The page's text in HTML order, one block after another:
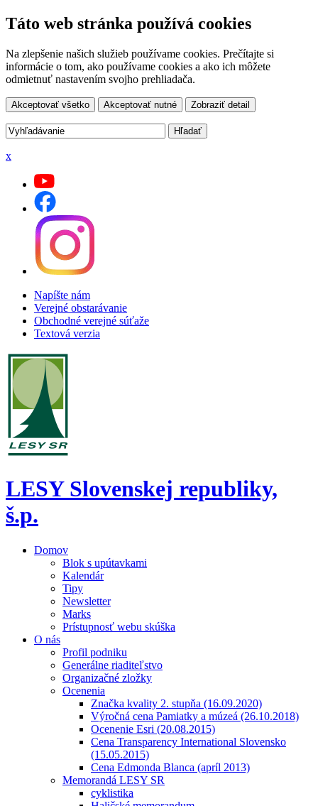
Táto web stránka používá cookies
Na zlepšenie našich služieb používame cookies. Prečítajte si
informácie o tom, ako používame cookies a ako ich môžete
odmietnuť nastavením svojho prehliadača.
Akceptovať všetko Akceptovať nutné Zobraziť detail
x
Napíšte nám
Verejné obstarávanie
Obchodné verejné súťaže
Textová verzia
LESY Slovenskej republiky,
š.p.
Domov
Blok s upútavkami
Kalendár
Tipy
Newsletter
Marks
Prístupnosť webu skúška
O nás
Profil podniku
Generálne riaditeľstvo
Organizačné zložky
Ocenenia
Značka kvality 2. stupňa (16.09.2020)
Výročná cena Pamiatky a múzeá (26.10.2018)
Ocenenie Esri (20.08.2015)
Cena Transparency International Slovensko
(15.05.2015)
Cena Edmonda Blanca (apríl 2013)
Memorandá LESY SR
cyklistika